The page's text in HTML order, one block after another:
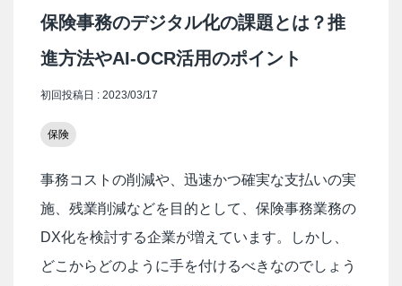
保険
初回投稿日 : 2023/03/17
保険事務のデジタル化の課題とは？推
進方法やAI-OCR活用のポイント
事務コストの削減や、迅速かつ確実な支払いの実
施、残業削減などを目的として、保険事務業務の
DX化を検討する企業が増えています。しかし、
どこからどのように手を付けるべきなのでしょう